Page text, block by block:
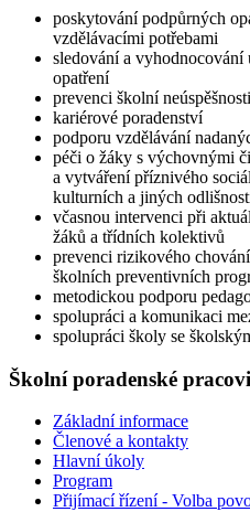
poskytování podpůrných
vzdělávacími potřebami
sledování a
opatření
prevenci školní neúspěšnosti
kariérové poradenství
podporu vzdělávání
péči o žáky s výchovnými
a vytváření příznivého
kulturních a jiných
včasnou intervenci při
žáků a třídních kolektivů
prevenci rizikového
školních preventivních
metodickou podporu
spolupráci a komunikaci
spolupráci školy se
Školní poradenské
Základní informace
Členové a kontakty
Hlavní úkoly
Program
Přijímací řízení - Volba